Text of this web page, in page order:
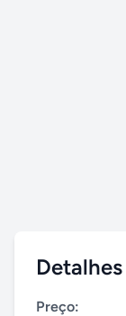
Preço: